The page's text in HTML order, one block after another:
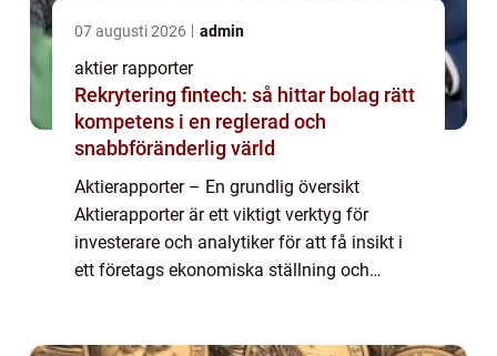
07 augusti 2026 admin
aktier rapporter
Rekrytering fintech: så hittar bolag rätt
kompetens i en reglerad och
snabbföränderlig värld
Aktierapporter – En grundlig översikt
Aktierapporter är ett viktigt verktyg för
investerare och analytiker för att få insikt i
ett företags ekonomiska ställning och